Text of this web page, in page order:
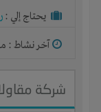
يحتاج إلي :
آخر نشاط :
شركة